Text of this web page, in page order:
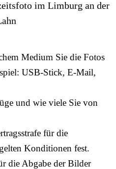
Medium Sie die Fotos
USB-Stick, E-Mail,
und wie viele Sie von
für die
Konditionen fest.
die Abgabe der Bilder